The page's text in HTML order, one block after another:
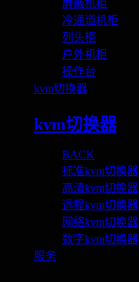
屏蔽机柜
冷通道机柜
列头柜
户外机柜
操作台
kvm切换器
kvm切换器
BACK
标准kvm切换器
高清kvm切换器
远程kvm切换器
网络kvm切换器
数字kvm切换器
服务